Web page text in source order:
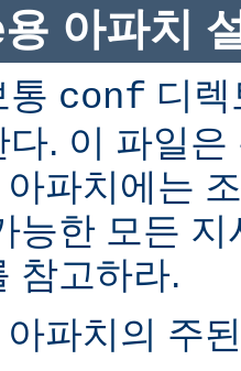
아파치
통 conf 디
다. 이 파일
파치에는
능한 모든
참고하라.
파치의 주